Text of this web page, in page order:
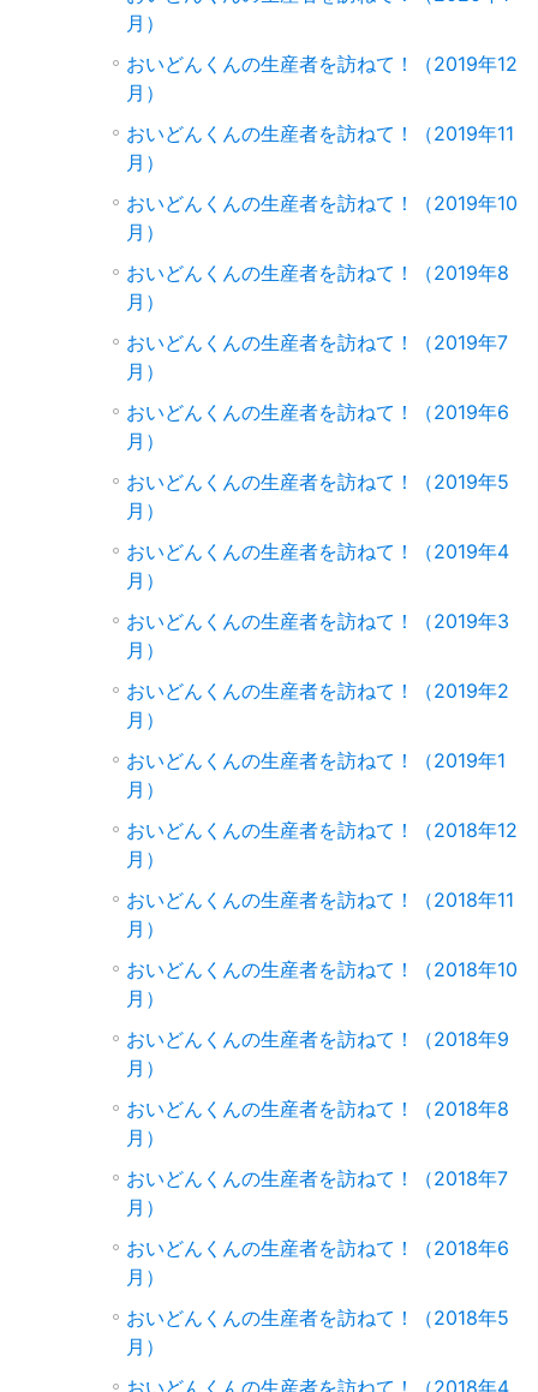
月）
おいどんくんの生産者を訪ねて！（2019年12
月）
おいどんくんの生産者を訪ねて！（2019年11
月）
おいどんくんの生産者を訪ねて！（2019年10
月）
おいどんくんの生産者を訪ねて！（2019年8
月）
おいどんくんの生産者を訪ねて！（2019年7
月）
おいどんくんの生産者を訪ねて！（2019年6
月）
おいどんくんの生産者を訪ねて！（2019年5
月）
おいどんくんの生産者を訪ねて！（2019年4
月）
おいどんくんの生産者を訪ねて！（2019年3
月）
おいどんくんの生産者を訪ねて！（2019年2
月）
おいどんくんの生産者を訪ねて！（2019年1
月）
おいどんくんの生産者を訪ねて！（2018年12
月）
おいどんくんの生産者を訪ねて！（2018年11
月）
おいどんくんの生産者を訪ねて！（2018年10
月）
おいどんくんの生産者を訪ねて！（2018年9
月）
おいどんくんの生産者を訪ねて！（2018年8
月）
おいどんくんの生産者を訪ねて！（2018年7
月）
おいどんくんの生産者を訪ねて！（2018年6
月）
おいどんくんの生産者を訪ねて！（2018年5
月）
おいどんくんの生産者を訪ねて！（2018年4